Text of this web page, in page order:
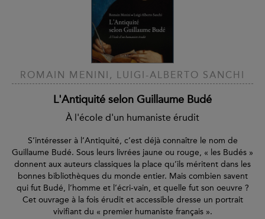
ROMAIN MENINI, LUIGI-ALBERTO SANCHI
L'Antiquité selon Guillaume Budé
À l'école d'un humaniste érudit
S’intéresser à l’Antiquité, c’est déjà connaître le nom de
Guillaume Budé. Sous leurs livrées jaune ou rouge, « les Budés »
donnent aux auteurs classiques la place qu’ils méritent dans les
bonnes bibliothèques du monde entier. Mais combien savent
qui fut Budé, l’homme et l’écri-vain, et quelle fut son oeuvre ?
Cet ouvrage à la fois érudit et accessible dresse un portrait
vivifiant du « premier humaniste français ».